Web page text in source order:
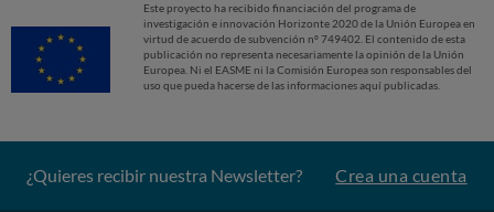
Este proyecto ha recibido financiación del programa de
investigación e innovación Horizonte 2020 de la Unión Europea en
virtud de acuerdo de subvención nº 749402. El contenido de esta
publicación no representa necesariamente la opinión de la Unión
Europea. Ni el EASME ni la Comisión Europea son responsables del
uso que pueda hacerse de las informaciones aquí publicadas.
¿Quieres recibir nuestra Newsletter? Crea una cuenta